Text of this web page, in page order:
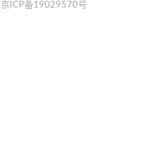
京ICP备19029570号